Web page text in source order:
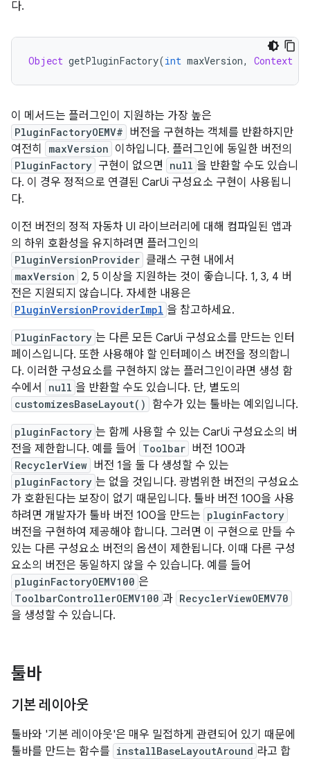
다.
Object getPluginFactory(int maxVersion, Context
이 메서드는 플러그인이 지원하는 가장 높은
PluginFactoryOEMV# 버전을 구현하는 객체를 반환하지만
여전히
maxVersion 이하입니다. 플러그인에 동일한 버전의
PluginFactory 구현이 없으면 null 을 반환할 수도 있습니
다. 이 경우 정적으로 연결된 CarUi 구성요소 구현이 사용됩니
다.
이전 버전의 정적 자동차 UI 라이브러리에 대해 컴파일된 앱과
의 하위 호환성을 유지하려면 플러그인의
PluginVersionProvider 클래스 구현 내에서
maxVersion 2, 5 이상을 지원하는 것이 좋습니다. 1, 3, 4 버
전은 지원되지 않습니다. 자세한 내용은
PluginVersionProviderImpl 을 참고하세요.
PluginFactory 는 다른 모든 CarUi 구성요소를 만드는 인터
페이스입니다. 또한 사용해야 할 인터페이스 버전을 정의합니
다. 이러한 구성요소를 구현하지 않는 플러그인이라면 생성 함
수에서
null 을 반환할 수도 있습니다. 단, 별도의
customizesBaseLayout() 함수가 있는 툴바는 예외입니다.
pluginFactory 는 함께 사용할 수 있는 CarUi 구성요소의 버
전을 제한합니다. 예를 들어
Toolbar 버전 100과
RecyclerView 버전 1을 둘 다 생성할 수 있는
pluginFactory 는 없을 것입니다. 광범위한 버전의 구성요소
가 호환된다는 보장이 없기 때문입니다. 툴바 버전 100을 사용
하려면 개발자가 툴바 버전 100을 만드는 pluginFactory
버전을 구현하여 제공해야 합니다. 그러면 이 구현으로 만들 수
있는 다른 구성요소 버전의 옵션이 제한됩니다. 이때 다른 구성
요소의 버전은 동일하지 않을 수 있습니다. 예를 들어
pluginFactoryOEMV100 은
ToolbarControllerOEMV100 과 RecyclerViewOEMV70
을 생성할 수 있습니다.
툴바
기본 레이아웃
툴바와 '기본 레이아웃'은 매우 밀접하게 관련되어 있기 때문에
툴바를 만드는 함수를 installBaseLayoutAround 라고 합